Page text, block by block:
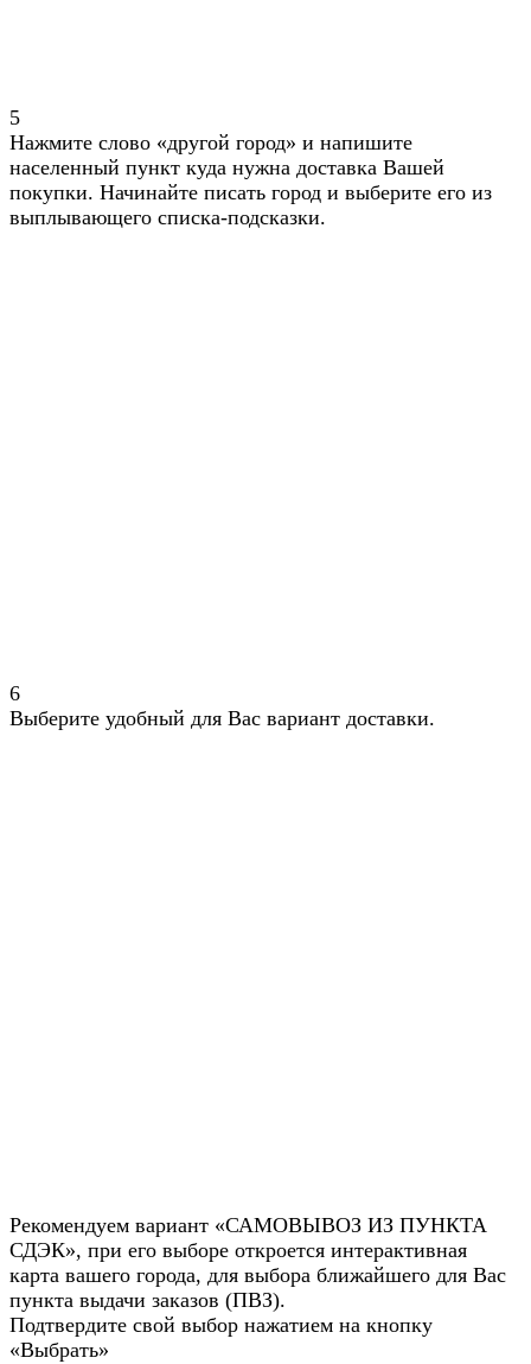
5
Нажмите слово «другой город» и напишите
населенный пункт куда нужна доставка Вашей
покупки. Начинайте писать город и выберите его из
выплывающего списка-подсказки.
6
Выберите удобный для Вас вариант доставки.
Рекомендуем вариант «САМОВЫВОЗ ИЗ ПУНКТА
СДЭК», при его выборе откроется интерактивная
карта вашего города, для выбора ближайшего для Вас
пункта выдачи заказов (ПВЗ).
Подтвердите свой выбор нажатием на кнопку
«Выбрать»